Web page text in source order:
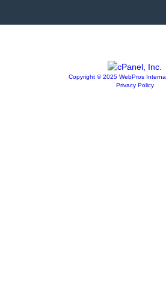
Copyright © 2025 WebPros
Privacy Policy